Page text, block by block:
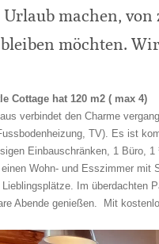
Urlaub machen,
bleiben möchten.
Cottage hat 120 m2 ( max 4)
verbindet den Charme
TV). Es ist
Einbauschränken, 1 Büro,
Wohn- und Esszimmer
Im überdachten
Abende genießen. Mit